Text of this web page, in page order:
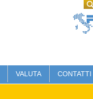
VALUTA CONTATTI